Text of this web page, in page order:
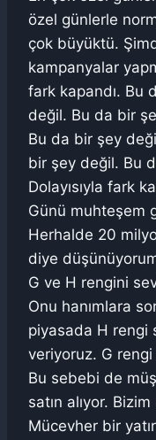
özel günlerle
çok büyüktü.
kampanyalar
fark kapandı. Bu
değil. Bu da bir
Bu da bir şey
bir şey değil. Bu
Dolayısıyla fark
Günü muhteşem
Herhalde 20
diye
G ve H rengini
Onu hanımlara
piyasada H rengi
veriyoruz. G rengi
Bu sebebi de
satın alıyor.
Mücevher bir